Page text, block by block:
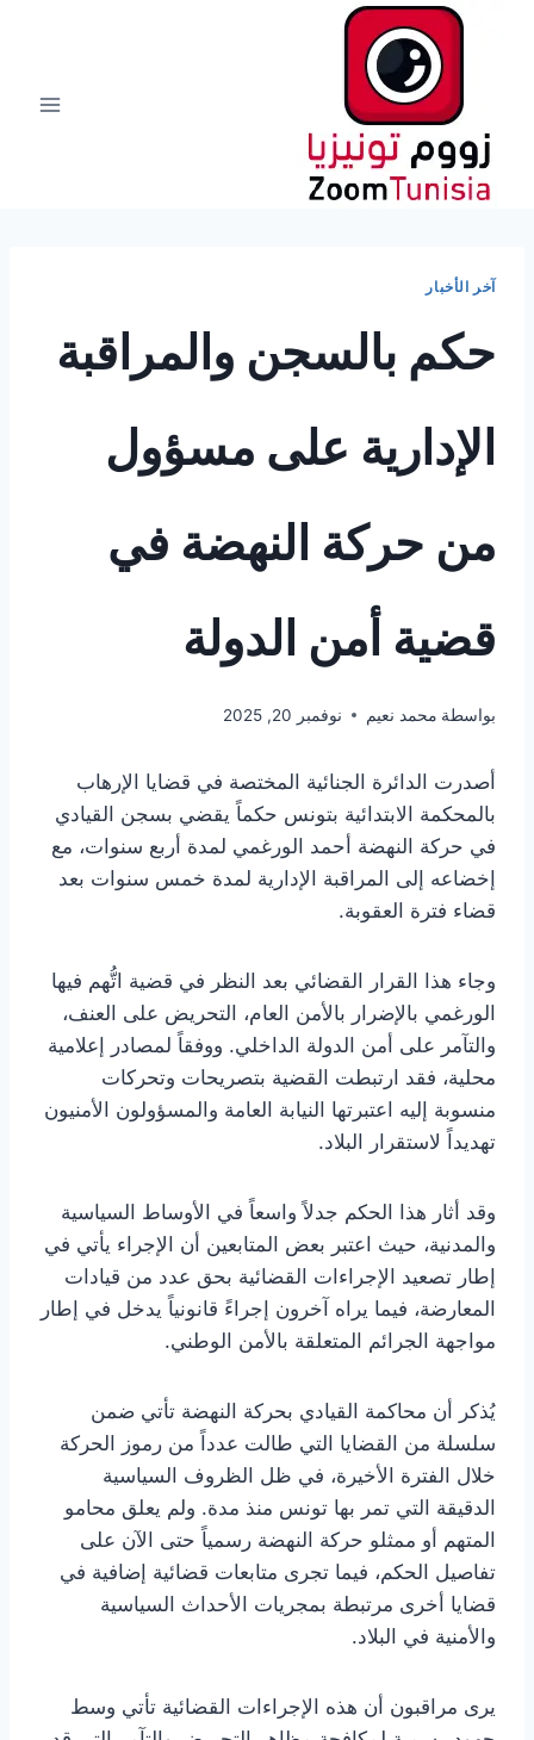
آخر الأخبار
حكم بالسجن والمراقبة
الإدارية على مسؤول
من حركة النهضة في
قضية أمن الدولة
بواسطة محمد نعيم نوفمبر 20, 2025
أصدرت الدائرة الجنائية المختصة في قضايا الإرهاب
بالمحكمة الابتدائية بتونس حكماً يقضي بسجن القيادي
في حركة النهضة أحمد الورغمي لمدة أربع سنوات، مع
إخضاعه إلى المراقبة الإدارية لمدة خمس سنوات بعد
قضاء فترة العقوبة.
وجاء هذا القرار القضائي بعد النظر في قضية اتُّهم فيها
الورغمي بالإضرار بالأمن العام، التحريض على العنف،
والتآمر على أمن الدولة الداخلي. ووفقاً لمصادر إعلامية
محلية، فقد ارتبطت القضية بتصريحات وتحركات
منسوبة إليه اعتبرتها النيابة العامة والمسؤولون الأمنيون
تهديداً لاستقرار البلاد.
وقد أثار هذا الحكم جدلاً واسعاً في الأوساط السياسية
والمدنية، حيث اعتبر بعض المتابعين أن الإجراء يأتي في
إطار تصعيد الإجراءات القضائية بحق عدد من قيادات
المعارضة، فيما يراه آخرون إجراءً قانونياً يدخل في إطار
مواجهة الجرائم المتعلقة بالأمن الوطني.
يُذكر أن محاكمة القيادي بحركة النهضة تأتي ضمن
سلسلة من القضايا التي طالت عدداً من رموز الحركة
خلال الفترة الأخيرة، في ظل الظروف السياسية
الدقيقة التي تمر بها تونس منذ مدة. ولم يعلق محامو
المتهم أو ممثلو حركة النهضة رسمياً حتى الآن على
تفاصيل الحكم، فيما تجرى متابعات قضائية إضافية في
قضايا أخرى مرتبطة بمجريات الأحداث السياسية
والأمنية في البلاد.
يرى مراقبون أن هذه الإجراءات القضائية تأتي وسط